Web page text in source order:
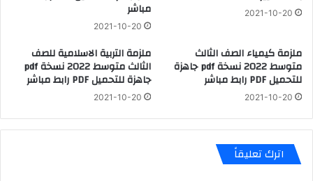
2021-10-20 مباشر
2021-10-20
ملزمة كيمياء الصف الثالث
متوسط 2022 نسخة pdf جاهزة
للتحميل PDF رابط مباشر
2021-10-20
ملزمة التربية الاسلامية للصف
الثالث متوسط 2022 نسخة pdf
جاهزة للتحميل PDF رابط مباشر
2021-10-20
اترك تعليقاً